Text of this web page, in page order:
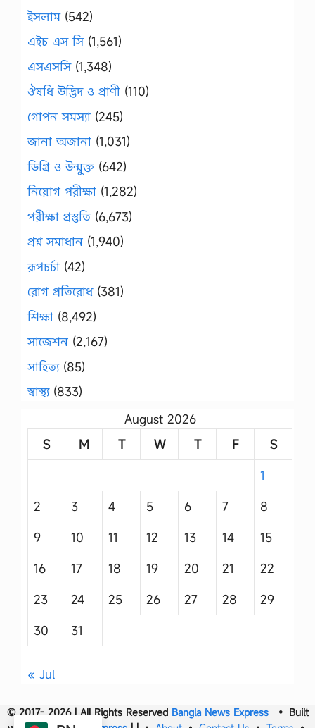
ইসলাম(542)
এইচ এস সি(1,561)
এসএসসি(1,348)
ঔষধি উদ্ভিদ ও প্রাণী (110)
গোপন সমস্যা (245)
জানা অজানা (1,031)
ডিগ্রি ও উন্মুক্ত (642)
নিয়োগ পরীক্ষা (1,282)
পরীক্ষা প্রস্তুতি (6,673)
প্রশ্ন সমাধান (1,940)
রূপচর্চা (42)
রোগ প্রতিরোধ(381)
শিক্ষা (8,492)
সাজেশন (2,167)
সাহিত্য(85)
স্বাস্থ্য(833)
August 2026
S
M T W T F
S
1
2
3 4 5 6 7
8
9
10 11 12 13 14
15
16
17 18 19 20 21
22
23
24 25 26 27 28
29
30
31
« Jul
© 2017- 2026 | All Rights Reserved Bangla News Express• Built